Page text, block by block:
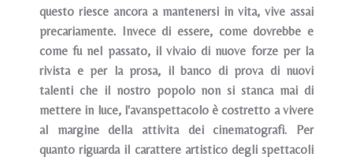
questo riesce ancora a mantenersi in vita, vive assai
precariamente. Invece di essere, come dovrebbe e
come fu nel passato, il vivaio di nuove forze per la
rivista e per la prosa, il banco di prova di nuovi
talenti che il nostro popolo non si stanca mai di
mettere in luce, l'avanspettacolo è costretto a vivere
al margine della attivita dei cinematografi. Per
quanto riguarda il carattere artistico degli spettacoli